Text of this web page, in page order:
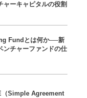
ャーキャピタルの役割
Fundとは何か──新
ンチャーファンドの仕
（Simple Agreement